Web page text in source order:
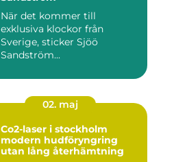
När det kommer till
exklusiva klockor från
Sverige, sticker Sjöö
Sandström...
02. maj
Co2-laser i stockholm
modern hudföryngring
utan lång återhämtning